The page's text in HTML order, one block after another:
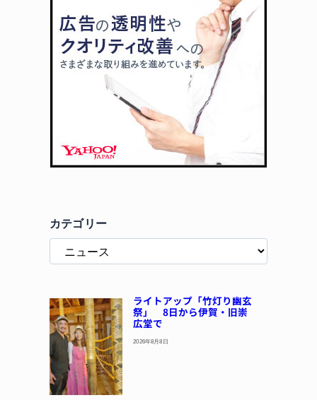
カテゴリー
ライトアップ「竹灯り幽玄
祭」 8日から伊賀・旧崇
広堂で
2026年8月8日